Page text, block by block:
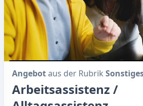
Angebotaus der Rubrik
Arbeitsassistenz /